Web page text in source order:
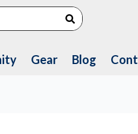
Search
Gear Blog